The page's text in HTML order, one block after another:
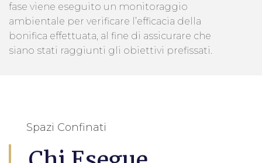
fase viene eseguito un monitoraggio
ambientale per verificare l’efficacia della
bonifica effettuata, al fine di assicurare che
siano stati raggiunti gli obiettivi prefissati.
Spazi Confinati